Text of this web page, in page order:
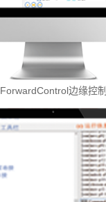
ForwardControl边缘控制